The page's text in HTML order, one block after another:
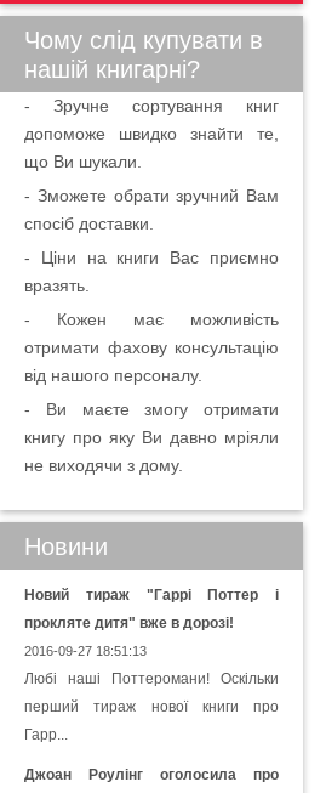
Чому слід купувати в
нашій книгарні?
- Зручне сортування книг
допоможе швидко знайти те,
що Ви шукали.
- Зможете обрати зручний Вам
спосіб доставки.
- Ціни на книги Вас приємно
вразять.
- Кожен має можливість
отримати фахову консультацію
від нашого персоналу.
- Ви маєте змогу отримати
книгу про яку Ви давно мріяли
не виходячи з дому.
Новини
Новий тираж "Гаррі Поттер і
прокляте дитя" вже в дорозі!
2016-09-27 18:51:13
Любі наші Поттеромани! Оскільки
перший тираж нової книги про
Гарр...
Джоан Роулінг оголосила про